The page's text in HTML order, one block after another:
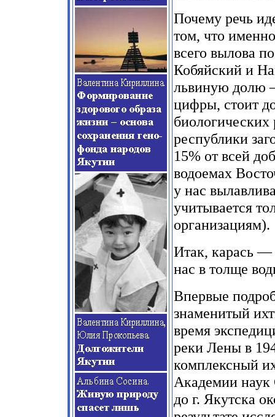
Почему речь
том, что
всего вылова
Кобяйский и
львиную долю
цифры, стоит
биологических
республики
15% от всей
водоемах
у нас
учитывается
организациям).
Итак, карась —
нас в толще
Впервые
знаменитый
время
реки Лены в
комплексный
Академии
до г. Якутска